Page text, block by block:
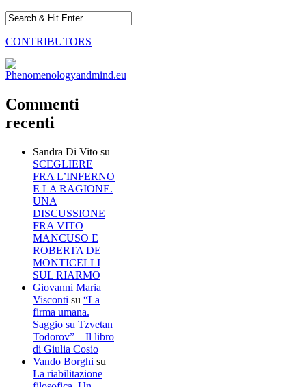
CONTRIBUTORS
Commenti
recenti
Sandra Di Vito su
SCEGLIERE
FRA L’INFERNO
E LA RAGIONE.
UNA
DISCUSSIONE
FRA VITO
MANCUSO E
ROBERTA DE
MONTICELLI
SUL RIARMO
Giovanni Maria
Visconti su “La
firma umana.
Saggio su Tzvetan
Todorov” – Il libro
di Giulia Cosio
Vando Borghi su
La riabilitazione